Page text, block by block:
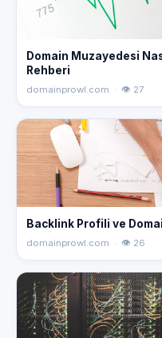
Domain Muzayedesi
Rehberi
domainprowl.com · 👁 27
Backlink Profili ve
domainprowl.com · 👁 26